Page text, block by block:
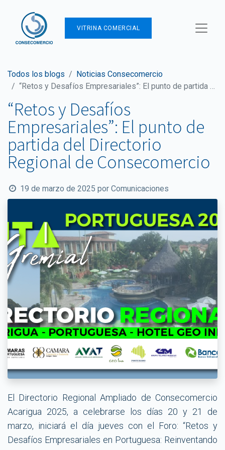
VITRINA COMERCIAL
Todos los blogs
Noticias Consecomercio
“Retos y Desafíos Empresariales”: El punto de partida del Directorio Regional de Consecomercio
“Retos y Desafíos
Empresariales”: El punto de
partida del Directorio
Regional de Consecomercio
19 de marzo de 2025 por Comunicaciones
El Directorio Regional Ampliado de Consecomercio
Acarigua 2025, a celebrarse los días 20 y 21 de
marzo, iniciará el día jueves con el Foro: “Retos y
Desafíos Empresariales en Portuguesa: Reinventando